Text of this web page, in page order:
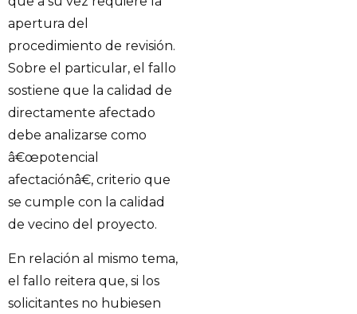
apertura del
procedimiento de revisión.
Sobre el particular, el fallo
sostiene que la calidad de
directamente afectado
debe analizarse como
â€œpotencial
afectaciónâ€, criterio que
se cumple con la calidad
de vecino del proyecto.
En relación al mismo tema,
el fallo reitera que, si los
solicitantes no hubiesen